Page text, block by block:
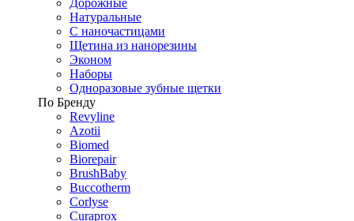
Дорожные
Натуральные
С наночастицами
Щетина из нанорезины
Эконом
Наборы
Одноразовые зубные щетки
По Бренду
Revyline
Azotii
Biomed
Biorepair
BrushBaby
Buccotherm
Corlyse
Curaprox